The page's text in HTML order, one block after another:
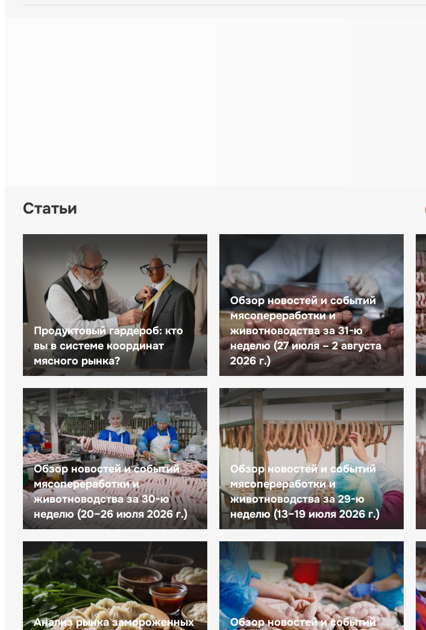
Статьи
Продуктовый гардероб: кто
вы в системе координат
мясного рынка?
Обзор новостей и событий
мясопереработки и
животноводства за 31-ю
неделю (27 июля – 2 августа
2026 г.)
Обзор новостей и событий
мясопереработки и
животноводства за 30-ю
неделю (20–26 июля 2026 г.)
Обзор новостей и событий
мясопереработки и
животноводства за 29-ю
неделю (13–19 июля 2026 г.)
Анализ рынка замороженных
Обзор новостей и событий